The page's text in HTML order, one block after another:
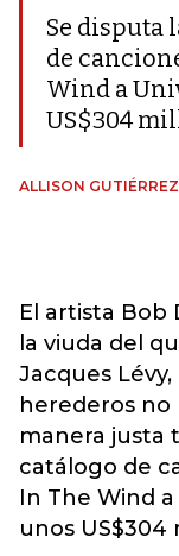
Se disputa
de
Wind a
US$304
ALLISON
El artista Bob
la viuda del
Jacques
herederos no
manera justa
catálogo de
In The Wind
unos US$304